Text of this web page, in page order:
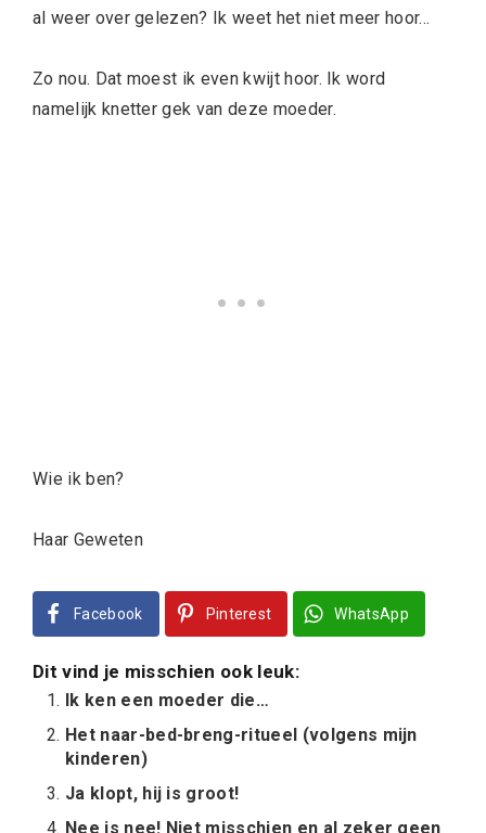
al weer over gelezen? Ik weet het niet meer hoor…
Zo nou. Dat moest ik even kwijt hoor. Ik word
namelijk knetter gek van deze moeder.
Wie ik ben?
Haar Geweten
Facebook Pinterest WhatsApp
Dit vind je misschien ook leuk:
Ik ken een moeder die…
Het naar-bed-breng-ritueel (volgens mijn
kinderen)
Ja klopt, hij is groot!
Nee is nee! Niet misschien en al zeker geen